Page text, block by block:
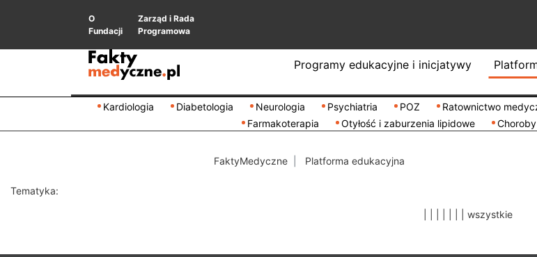
O
Fundacji
Zarząd i Rada
Programowa
Programy edukacyjne i inicjatywy
Kardiologia Diabetologia Neurologia Psychiatria POZ Ratownictwo
Farmakoterapia
Otyłość i zaburzenia lipidowe
FaktyMedyczne Platforma edukacyjna
Tematyka:
wszystkie